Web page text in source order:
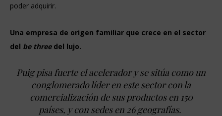
poder adquirir.
Una empresa de origen familiar que crece en el sector
del be threedel lujo.
Puig pisa fuerte el acelerador y se sitúa como un
conglomerado líder en este sector con la
comercialización de sus productos en 150
países, y con sedes en 26 geografías.